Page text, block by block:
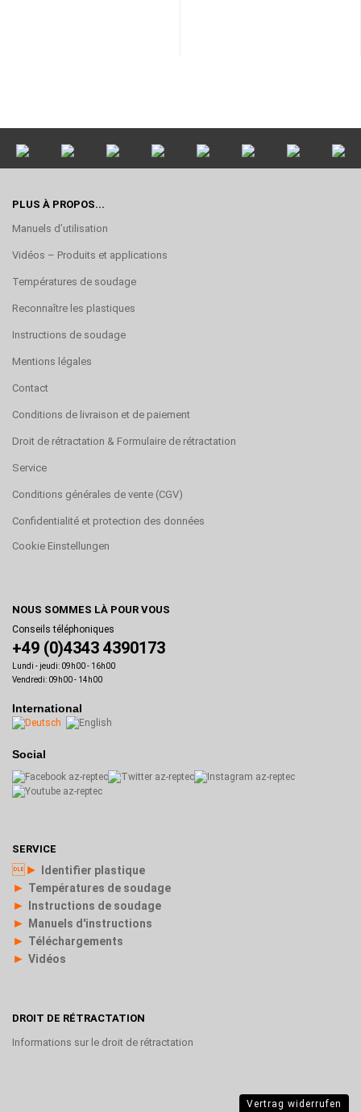
PLUS À PROPOS...
Manuels d’utilisation
Vidéos – Produits et applications
Températures de soudage
Reconnaître les plastiques
Instructions de soudage
Mentions légales
Contact
Conditions de livraison et de paiement
Droit de rétractation & Formulaire de rétractation
Service
Conditions générales de vente (CGV)
Confidentialité et protection des données
Cookie Einstellungen
NOUS SOMMES LÀ POUR VOUS
Conseils téléphoniques
+49 (0)4343 4390173
Lundi - jeudi: 09h00 - 16h00
Vendredi: 09h00 - 14h00
International
Social
SERVICE
► Identifier plastique
► Températures de soudage
► Instructions de soudage
► Manuels d'instructions
► Téléchargements
► Vidéos
DROIT DE RÉTRACTATION
Informations sur le droit de rétractation
Vertrag widerrufen